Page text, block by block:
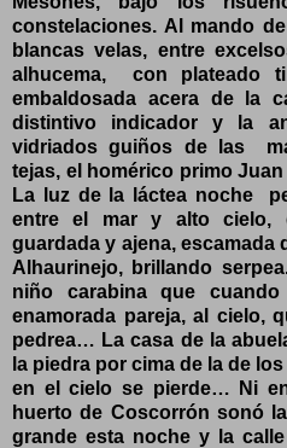
constelaciones. Al mando
blancas velas, entre
alhucema,
con plateado
embaldosada acera de la
distintivo indicador y la
vidriados guiños de las
tejas, el homérico primo
La luz de la láctea noche
entre el mar y alto cielo,
guardada y ajena, escamada
Alhaurinejo, brillando
niño carabina que
enamorada pareja, al cielo,
pedrea… La casa de la
la piedra por cima de la de
en el cielo se pierde… Ni
huerto de Coscorrón sonó
grande esta noche y la